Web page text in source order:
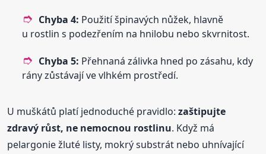
Chyba 4: Použití špinavých nůžek, hlavně
u rostlin s podezřením na hnilobu nebo skvrnitost.
Chyba 5: Přehnaná zálivka hned po zásahu, kdy
rány zůstávají ve vlhkém prostředí.
U muškátů platí jednoduché pravidlo:zaštipujte
zdravý růst, ne nemocnou rostlinu. Když má
pelargonie žluté listy, mokrý substrát nebo uhnívající